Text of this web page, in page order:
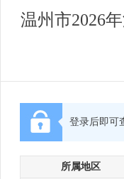
温州市2026
登录后即可
所属地区